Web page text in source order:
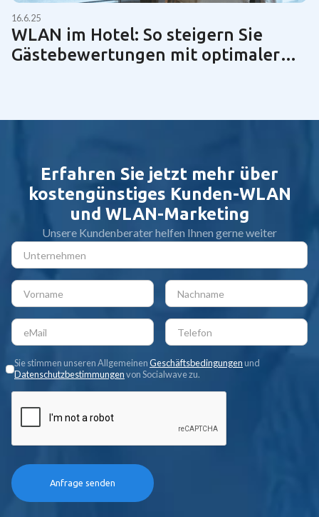
16.6.25
WLAN im Hotel: So steigern Sie
Gästebewertungen mit optimaler
Erfahren Sie jetzt mehr über
kostengünstiges Kunden-WLAN
und WLAN-Marketing
Unsere Kundenberater helfen Ihnen gerne weiter
Sie stimmen unseren AllgemeinenGeschäftsbedingungen und
Datenschutzbestimmungenvon Socialwave zu.